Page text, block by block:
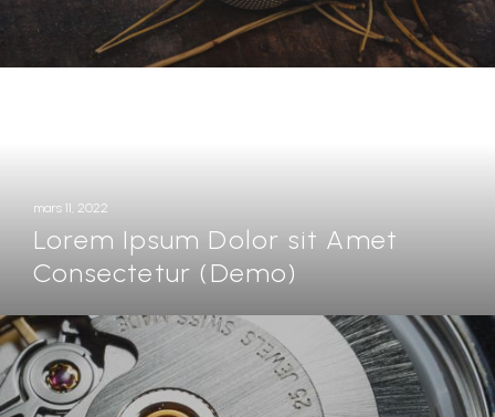
mars 11, 2022
Lorem Ipsum Dolor sit Amet
Consectetur (Demo)